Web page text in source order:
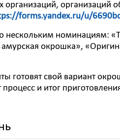
организаций
forms.yandex.ru/u/
нескольким номинациям:
окрошка»,
готовят свой вариант
и итог